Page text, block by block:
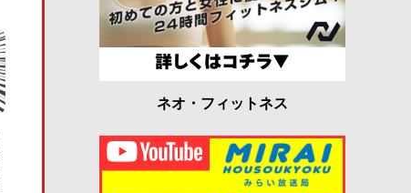
ネオ・フィットネス